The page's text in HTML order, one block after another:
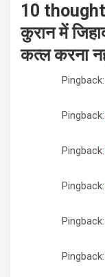
10
कुरान में
कत्ल करना
Pingback:
Pingback:
Pingback: